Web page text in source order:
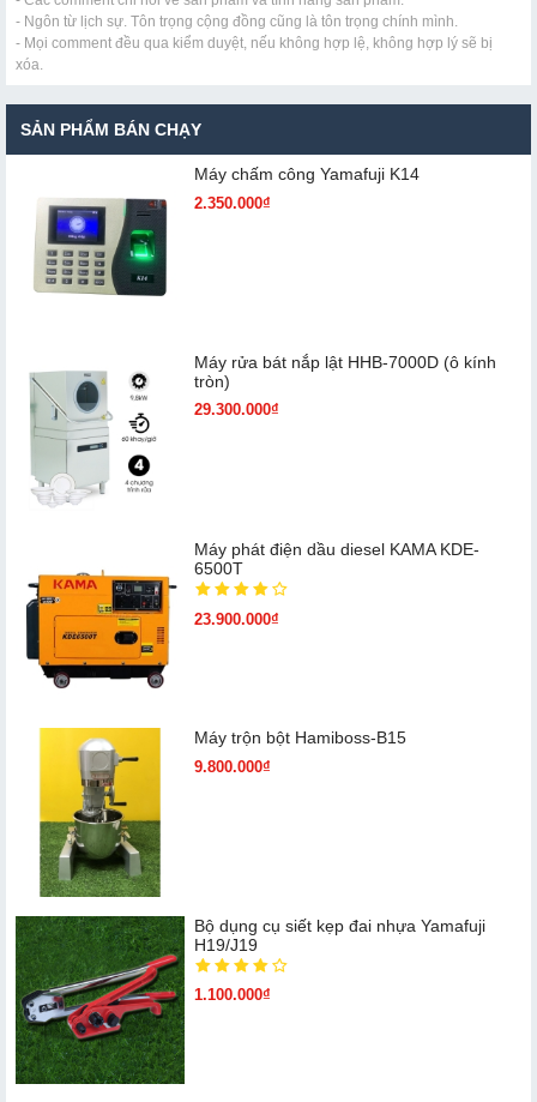
- Ngôn từ lịch sự. Tôn trọng cộng đồng cũng là tôn trọng chính mình.
- Mọi comment đều qua kiểm duyệt, nếu không hợp lệ, không hợp lý sẽ bị
xóa.
SẢN PHẨM BÁN CHẠY
Máy chấm cô​ng Yamafuji K14
2.350.000₫
Máy rửa bát nắp lật HHB-7000D (ô kính
tròn)
29.300.000₫
Máy phát điện dầu diesel KAMA KDE-
6500T
23.900.000₫
Máy trộn bột Hamiboss-B15
9.800.000₫
Bộ dụng cụ siết kẹp đai nhựa Yamafuji
H19/J19
1.100.000₫